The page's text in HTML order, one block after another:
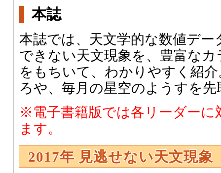
本誌
本誌では、天文学的な数値デ
できない天文現象を、豊富な
をもちいて、わかりやすく紹
ろや、毎月の星空のようすを
※電子書籍版では各リーダーに
ます。
2017年 見逃せない天文現象